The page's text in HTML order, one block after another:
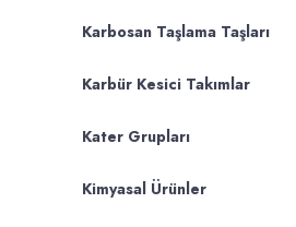
Karbosan Taşlama Taşları
Karbür Kesici Takımlar
Kater Grupları
Kimyasal Ürünler